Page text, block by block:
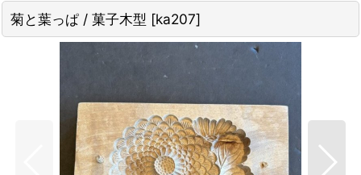
菊と葉っぱ / 菓子木型 [ka207]